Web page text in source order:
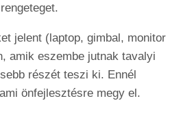
jelent (laptop, gimbal, monitor
amik eszembe jutnak tavalyi
részét teszi ki. Ennél
önfejlesztésre megy el.